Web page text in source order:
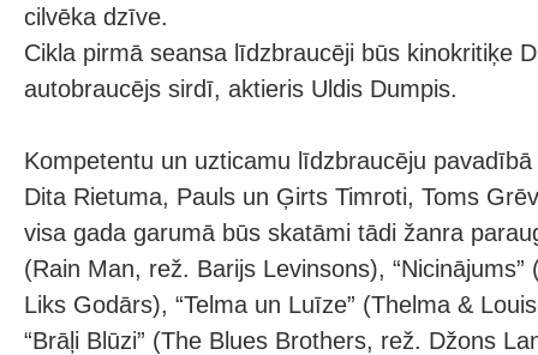
cilvēka dzīve.
Cikla pirmā seansa līdzbraucēji būs kinokritiķe
autobraucējs sirdī, aktieris Uldis Dumpis.
Kompetentu un uzticamu līdzbraucēju
Dita Rietuma, Pauls un Ģirts Timroti, Toms
visa gada garumā būs skatāmi tādi žanra
(Rain Man, rež. Barijs Levinsons),
Liks Godārs), “Telma un Luīze” (Thelma &
“Brāļi Blūzi” (The Blues Brothers, rež. Džons